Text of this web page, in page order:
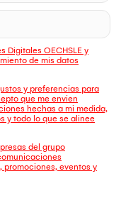
Digitales OECHSLE y
de mis datos
y preferencias para
que me envien
hechas a mi medida,
y todo lo que se alinee
del grupo
promociones, eventos y